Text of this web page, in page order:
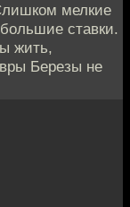
мелкие
ставки.
жить,
Березы не